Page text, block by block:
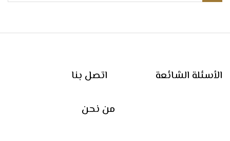
اتصل بنا الأسئلة الشائعة
من نحن